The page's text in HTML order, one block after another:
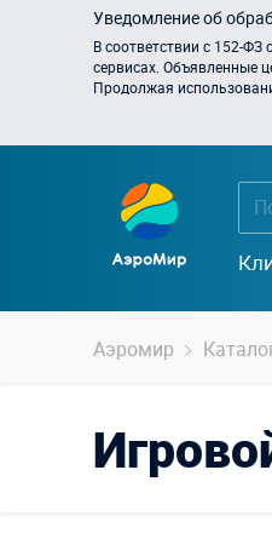
Уведомление об
В соответствии с 152-ФЗ
сервисах. Объявленные
Продолжая
Аэромир